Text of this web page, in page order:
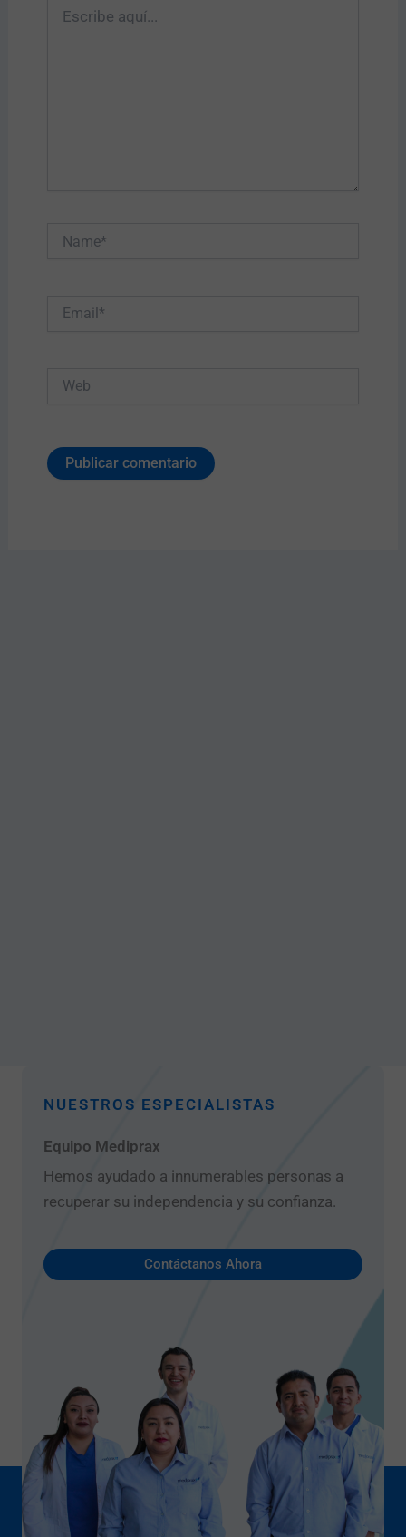
aquí...
NUESTROS ESPECIALISTAS
Equipo Mediprax
Hemos ayudado a innumerables personas a
recuperar su independencia y su confianza.
Contáctanos Ahora